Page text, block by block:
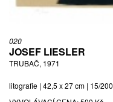
020
JOSEF LIESLER
TRUBAČ, 1971
litografie | 42,5 x 27 cm | 15/200